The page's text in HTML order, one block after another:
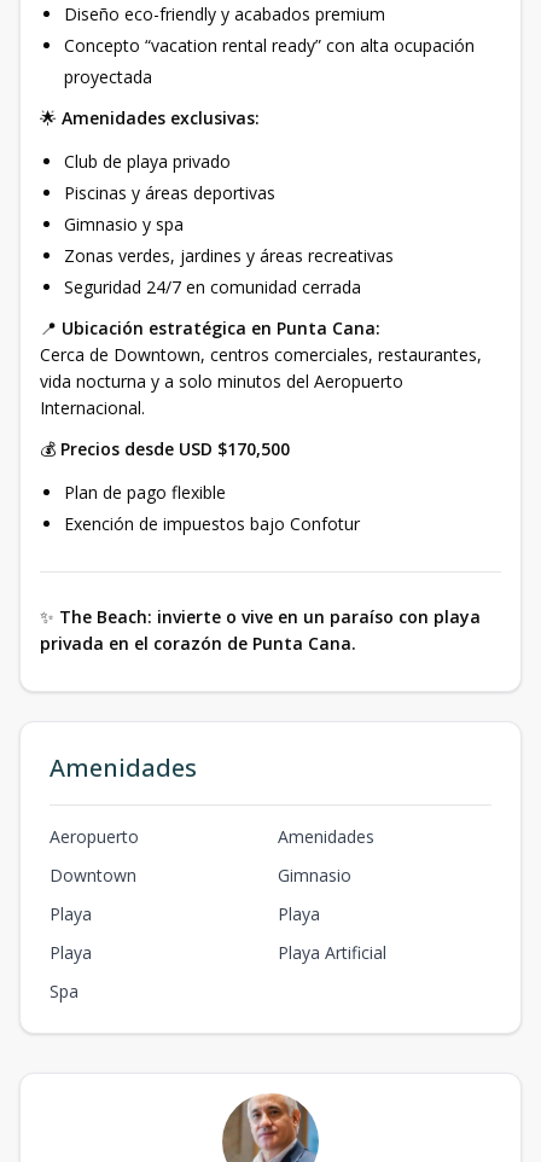
Diseño eco-friendly y acabados premium
Concepto “vacation rental ready” con alta ocupación
proyectada
🌟 Amenidades exclusivas:
Club de playa privado
Piscinas y áreas deportivas
Gimnasio y spa
Zonas verdes, jardines y áreas recreativas
Seguridad 24/7 en comunidad cerrada
📍 Ubicación estratégica en Punta Cana:
Cerca de Downtown, centros comerciales, restaurantes,
vida nocturna y a solo minutos del Aeropuerto
Internacional.
💰 Precios desde USD $170,500
Plan de pago flexible
Exención de impuestos bajo Confotur
✨ The Beach: invierte o vive en un paraíso con playa
privada en el corazón de Punta Cana.
Amenidades
Aeropuerto
Amenidades
Downtown
Gimnasio
Playa
Playa
Playa
Playa Artificial
Spa